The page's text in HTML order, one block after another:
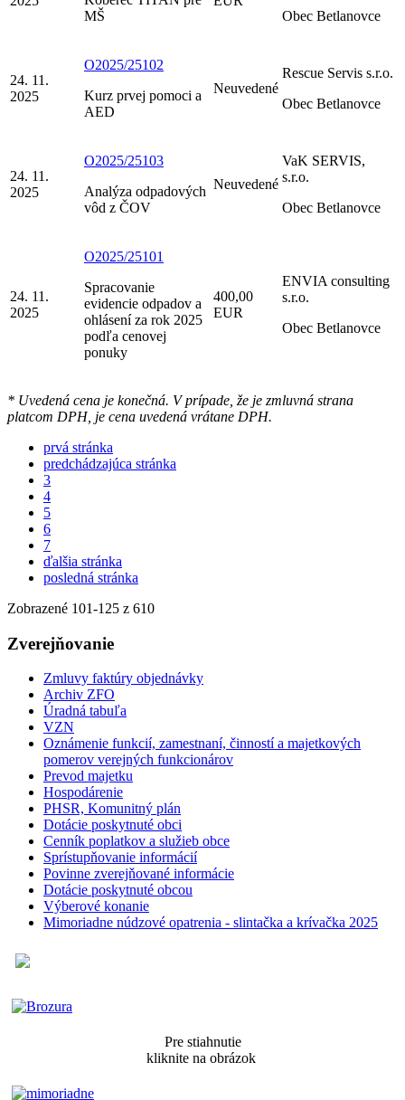
MŠ
Obec Betlanovce
24. 11.
2025
O2025/25102
Kurz prvej pomoci a
AED
Neuvedené
Rescue Servis s.r.o.
Obec Betlanovce
24. 11.
2025
O2025/25103
Analýza odpadových
vôd z ČOV
Neuvedené
VaK SERVIS,
s.r.o.
Obec Betlanovce
24. 11.
2025
O2025/25101
Spracovanie
evidencie odpadov a
ohlásení za rok 2025
podľa cenovej
ponuky
400,00
EUR
ENVIA consulting
s.r.o.
Obec Betlanovce
* Uvedená cena je konečná. V prípade, že je zmluvná strana
platcom DPH, je cena uvedená vrátane DPH.
prvá stránka
predchádzajúca stránka
3
4
5
6
7
ďalšia stránka
posledná stránka
Zobrazené 101-125 z 610
Zverejňovanie
Zmluvy faktúry objednávky
Archiv ZFO
Úradná tabuľa
VZN
Oznámenie funkcií, zamestnaní, činností a majetkových
pomerov verejných funkcionárov
Prevod majetku
Hospodárenie
PHSR, Komunitný plán
Dotácie poskytnuté obci
Cenník poplatkov a služieb obce
Sprístupňovanie informácií
Povinne zverejňované informácie
Dotácie poskytnuté obcou
Výberové konanie
Mimoriadne núdzové opatrenia - slintačka a krívačka 2025
Pre stiahnutie
kliknite na obrázok